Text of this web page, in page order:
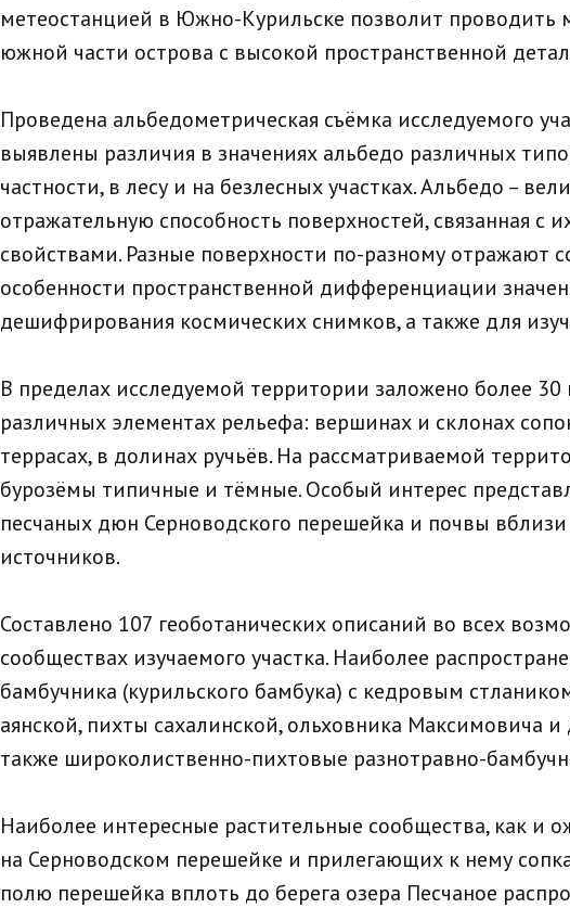
метеостанцией в Южно-Курильске позволит проводить
южной части острова с высокой пространственной
Проведена альбедометрическая съёмка исследуемого
выявлены различия в значениях альбедо различных
частности, в лесу и на безлесных участках. Альбедо –
отражательную способность поверхностей, связанная с
свойствами. Разные поверхности по-разному отражают
особенности пространственной дифференциации
дешифрирования космических снимков, а также для
В пределах исследуемой территории заложено более 30
различных элементах рельефа: вершинах и склонах
террасах, в долинах ручьёв. На рассматриваемой
бурозёмы типичные и тёмные. Особый интерес
песчаных дюн Серноводского перешейка и почвы
источников.
Составлено 107 геоботанических описаний во всех
сообществах изучаемого участка. Наиболее
бамбучника (курильского бамбука) с кедровым
аянской, пихты сахалинской, ольховника Максимовича и
также широколиственно-пихтовые разнотравно-
Наиболее интересные растительные сообщества, как и
на Серноводском перешейке и прилегающих к нему
полю перешейка вплоть до берега озера Песчаное